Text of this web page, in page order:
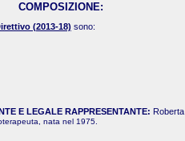
COMPOSIZIONE:
(2013-18) sono:
E LEGALE RAPPRESENTANTE: Roberta
nata nel 1975.